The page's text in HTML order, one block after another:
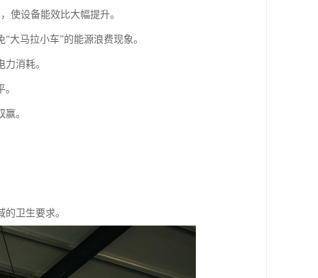
使设备能效比大幅提升。
大马拉小车”的能源浪费现象。
消耗。
。
卫生要求。